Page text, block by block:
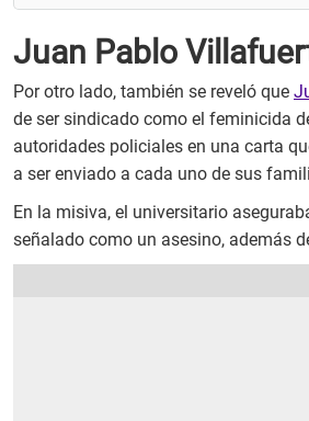
Juan Pablo
Por otro lado, también se reveló que
de ser sindicado como el feminicida
autoridades policiales en una carta
a ser enviado a cada uno de sus
En la misiva, el universitario
señalado como un asesino, además